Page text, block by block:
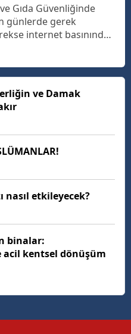
Gıda Güvenliğinde
günlerde gerek
internet basınında
haberlerini
tükettiği tantuniden
ve Damak
nasıl etkileyecek?
binalar:
acil kentsel dönüşüm